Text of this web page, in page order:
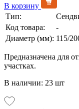
В корзину
Тип:
Код товара:
-
Диаметр (мм): 115/
Предназначена для
участках.
В наличии: 23 шт